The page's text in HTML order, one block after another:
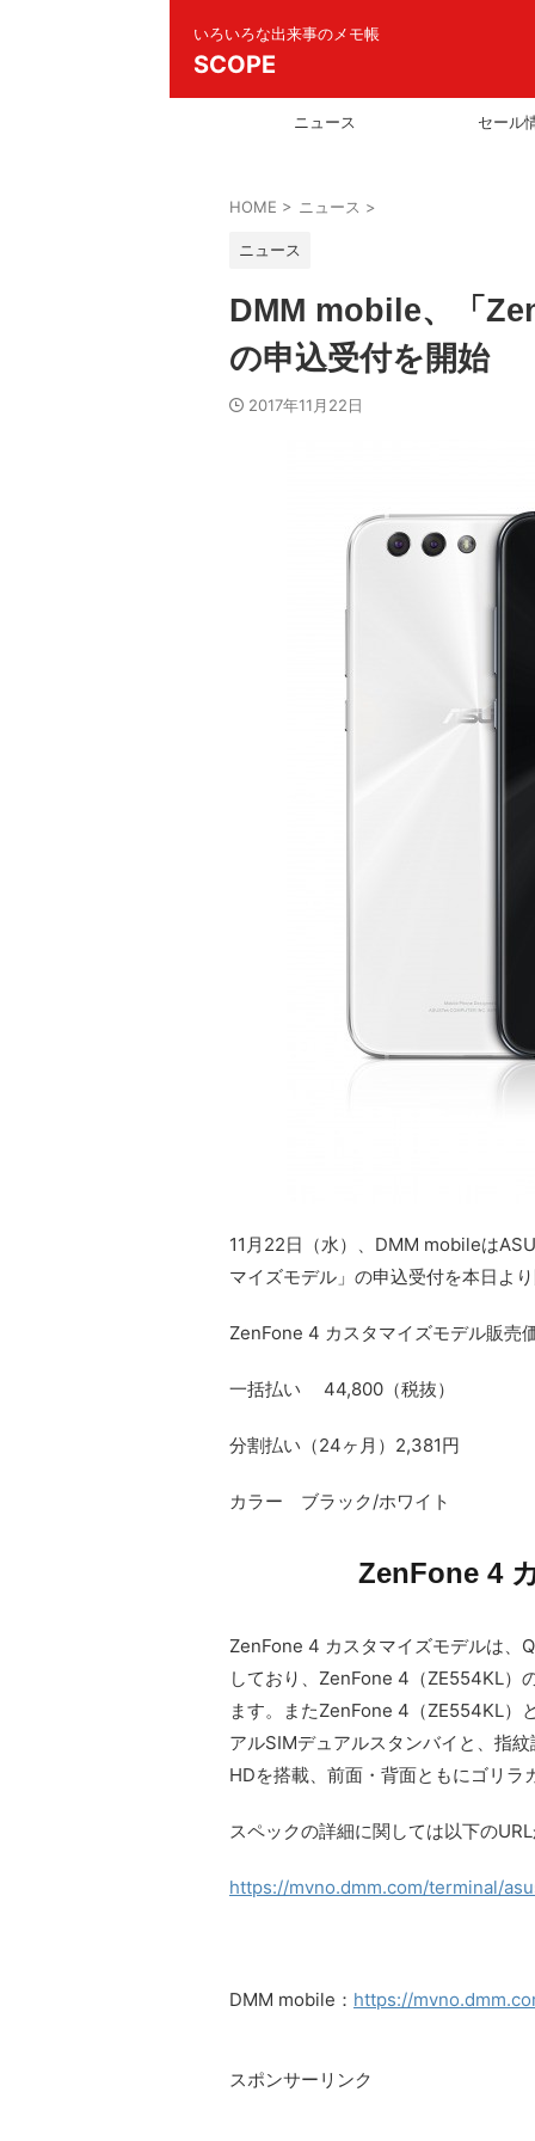
いろいろな出来事のメモ帳
SCOPE
ニュース セール
HOME > ニュース >
ニュース
DMM mobile、「
の申込受付を開始
2017年11月22日
11月22日（水）、DMM mobileは
マイズモデル」の申込受付を本日より
ZenFone 4 カスタマイズモデル販売
一括払い 44,800（税抜）
分割払い（24ヶ月）2,381円
カラー ブラック/ホワイト
ZenFone 4
ZenFone 4 カスタマイズモデルは
しており、ZenFone 4（ZE554KL）
ます。またZenFone 4（ZE554KL）
アルSIMデュアルスタンバイと、指
HDを搭載、前面・背面ともにゴリラ
スペックの詳細に関しては以下のURL
https://mvno.dmm.com/terminal/
DMM mobile： https://
スポンサーリンク